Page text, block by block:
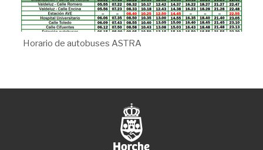
Horario de autobuses ASTRA